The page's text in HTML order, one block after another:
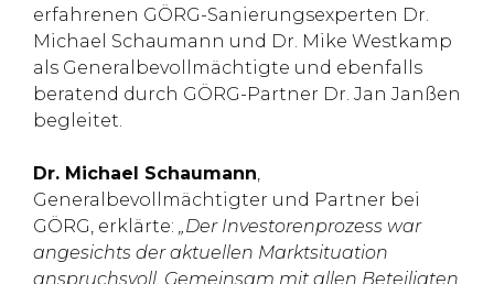
erfahrenen GÖRG-Sanierungsexperten Dr.
Michael Schaumann und Dr. Mike Westkamp
als Generalbevollmächtigte und ebenfalls
beratend durch GÖRG-Partner Dr. Jan Janßen
begleitet.
Dr. Michael Schaumann,
Generalbevollmächtigter und Partner bei
GÖRG, erklärte: „Der Investorenprozess war
angesichts der aktuellen Marktsituation
anspruchsvoll. Gemeinsam mit allen Beteiligten